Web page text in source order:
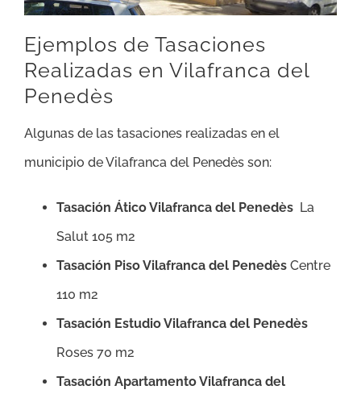
Ejemplos de Tasaciones
Realizadas en Vilafranca del
Penedès
Algunas de las tasaciones realizadas en el
municipio de Vilafranca del Penedès son:
Tasación Ático Vilafranca del Penedès La
Salut 105 m2
Tasación Piso Vilafranca del Penedès Centre
110 m2
Tasación Estudio Vilafranca del Penedès
Roses 70 m2
Tasación Apartamento Vilafranca del